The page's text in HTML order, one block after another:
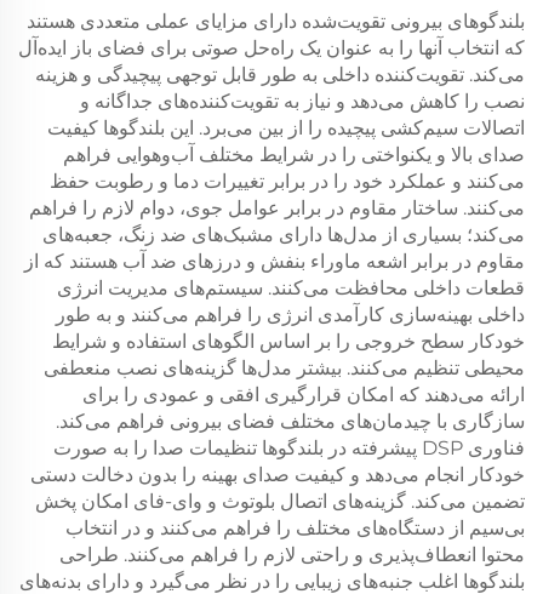
بلندگوهای بیرونی تقویت‌شده دارای مزایای عملی متعددی هستند
که انتخاب آنها را به عنوان یک راه‌حل صوتی برای فضای باز ایده‌آل
می‌کند. تقویت‌کننده داخلی به طور قابل توجهی پیچیدگی و هزینه
نصب را کاهش می‌دهد و نیاز به تقویت‌کننده‌های جداگانه و
اتصالات سیم‌کشی پیچیده را از بین می‌برد. این بلندگوها کیفیت
صدای بالا و یکنواختی را در شرایط مختلف آب‌وهوایی فراهم
می‌کنند و عملکرد خود را در برابر تغییرات دما و رطوبت حفظ
می‌کنند. ساختار مقاوم در برابر عوامل جوی، دوام لازم را فراهم
می‌کند؛ بسیاری از مدل‌ها دارای مشبک‌های ضد زنگ، جعبه‌های
مقاوم در برابر اشعه ماوراء بنفش و درزهای ضد آب هستند که از
قطعات داخلی محافظت می‌کنند. سیستم‌های مدیریت انرژی
داخلی بهینه‌سازی کارآمدی انرژی را فراهم می‌کنند و به طور
خودکار سطح خروجی را بر اساس الگوهای استفاده و شرایط
محیطی تنظیم می‌کنند. بیشتر مدل‌ها گزینه‌های نصب منعطفی
ارائه می‌دهند که امکان قرارگیری افقی و عمودی را برای
سازگاری با چیدمان‌های مختلف فضای بیرونی فراهم می‌کند.
فناوری DSP پیشرفته در بلندگوها تنظیمات صدا را به صورت
خودکار انجام می‌دهد و کیفیت صدای بهینه را بدون دخالت دستی
تضمین می‌کند. گزینه‌های اتصال بلوتوث و وای-فای امکان پخش
بی‌سیم از دستگاه‌های مختلف را فراهم می‌کنند و در انتخاب
محتوا انعطاف‌پذیری و راحتی لازم را فراهم می‌کنند. طراحی
بلندگوها اغلب جنبه‌های زیبایی را در نظر می‌گیرد و دارای بدنه‌های